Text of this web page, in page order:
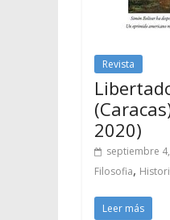
Revista
2020)
septiembre
Filosofia,
Leer más